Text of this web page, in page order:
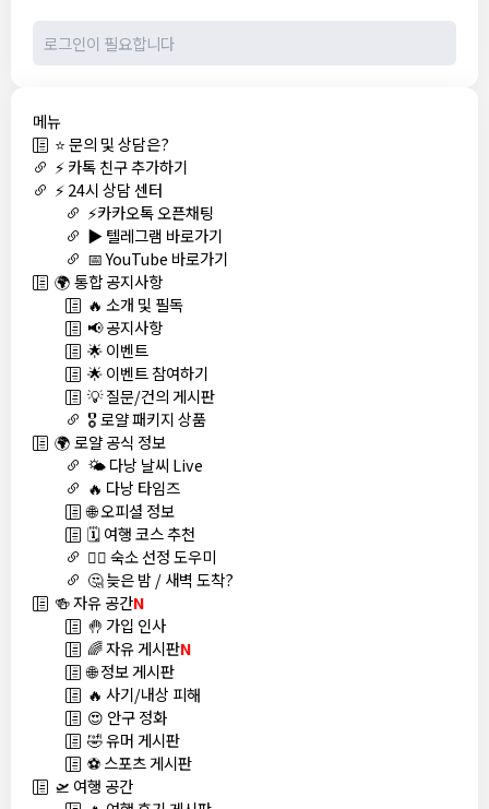
메뉴
⭐ 문의 및 상담은?
⚡ 카톡 친구 추가하기
⚡ 24시 상담 센터
⚡카카오톡 오픈채팅
▶️ 텔레그램 바로가기
📅 YouTube 바로가기
🌍 통합 공지사항
🔥 소개 및 필독
📢 공지사항
🌟 이벤트
🌟 이벤트 참여하기
💡 질문/건의 게시판
🎖️ 로얄 패키지 상품
🌍 로얄 공식 정보
🌤️ 다낭 날씨 Live
🔥 다낭 타임즈
🌐 오피셜 정보
🗓️ 여행 코스 추천
🏊‍♀️ 숙소 선정 도우미
🤔 늦은 밤 / 새벽 도착?
🍻 자유 공간N
🤚 가입 인사
🌈 자유 게시판N
🌐 정보 게시판
🔥 사기/내상 피해
😍 안구 정화
🤣 유머 게시판
⚽ 스포츠 게시판
🛫 여행 공간